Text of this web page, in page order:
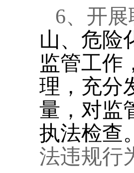
6、开
山、危险
监管工作
理，充分
量，对监
执法检查。
法违规行